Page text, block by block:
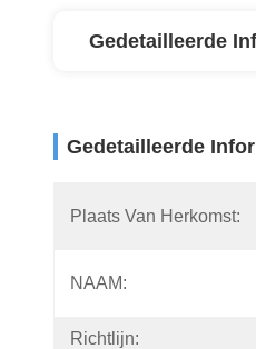
Gedetailleerde
Gedetailleerde
Plaats Van Herkomst:
NAAM:
Richtlijn: